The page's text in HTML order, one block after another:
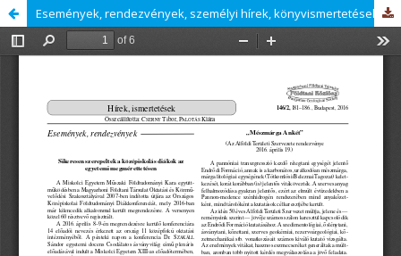
Események, rendezvények, személyi hírek, könyvismertetések